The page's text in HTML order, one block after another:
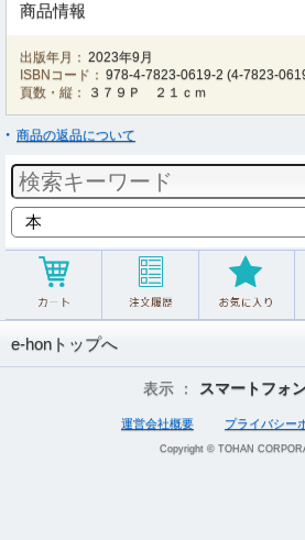
商品情報
出版年月： 2023年9月
ISBNコード： 978-4-7823-0619-2 (4-7823-
頁数・縦：
３７９Ｐ ２１ｃｍ
商品の返品について
e-honトップへ
表示 ： スマートフォ
運営会社概要 プライバシー
Copyright © TOHAN